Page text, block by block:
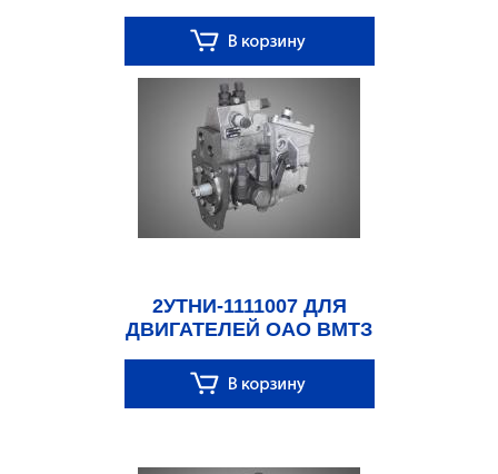
2УТНИ-1111007 ДЛЯ
ДВИГАТЕЛЕЙ ОАО ВМТЗ